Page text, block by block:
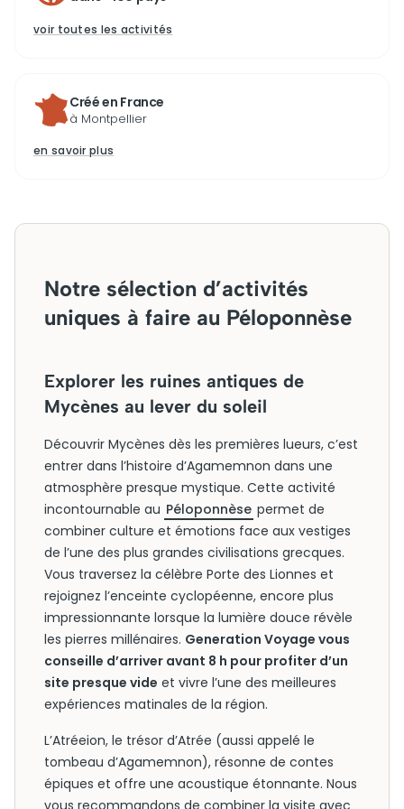
voir toutes les activités
Créé en France
à Montpellier
en savoir plus
Notre sélection d’activités
uniques à faire au Péloponnèse
Explorer les ruines antiques de
Mycènes au lever du soleil
Découvrir Mycènes dès les premières lueurs, c’est
entrer dans l’histoire d’Agamemnon dans une
atmosphère presque mystique. Cette activité
incontournable au Péloponnèse permet de
combiner culture et émotions face aux vestiges
de l’une des plus grandes civilisations grecques.
Vous traversez la célèbre Porte des Lionnes et
rejoignez l’enceinte cyclopéenne, encore plus
impressionnante lorsque la lumière douce révèle
les pierres millénaires. Generation Voyage vous
conseille d’arriver avant 8 h pour profiter d’un
site presque vide et vivre l’une des meilleures
expériences matinales de la région.
L’Atréeion, le trésor d’Atrée (aussi appelé le
tombeau d’Agamemnon), résonne de contes
épiques et offre une acoustique étonnante. Nous
vous recommandons de combiner la visite avec